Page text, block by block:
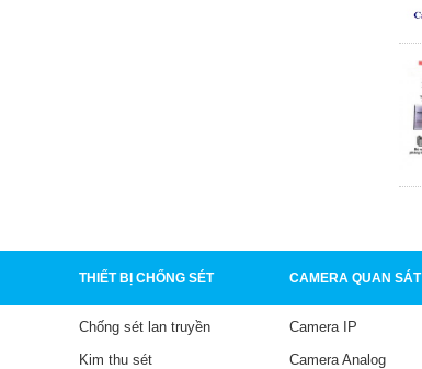
THIẾT BỊ CHỐNG SÉT CAMERA QUAN SÁT
Chống sét lan truyền
Kim thu sét
Camera IP
Camera Analog